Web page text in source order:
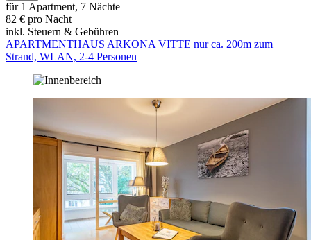
für 1 Apartment, 7 Nächte
82 € pro Nacht
inkl. Steuern & Gebühren
APARTMENTHAUS ARKONA VITTE nur ca. 200m zum
Strand, WLAN, 2-4 Personen